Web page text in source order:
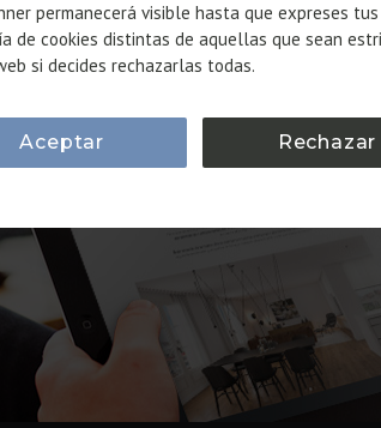
permanecerá visible hasta que expreses
de cookies distintas de aquellas que sean
si decides rechazarlas todas.
Aceptar Rechazar